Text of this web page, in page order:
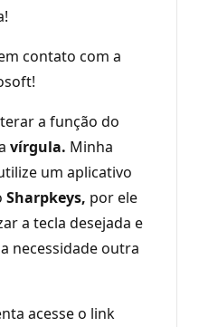
contato com a
a função do
vírgula. Minha
um aplicativo
Sharpkeys, por ele
a tecla desejada e
necessidade outra
acesse o link